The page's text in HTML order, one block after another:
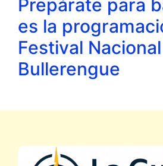
Prepárate para
es la
Festival
Bullerengue